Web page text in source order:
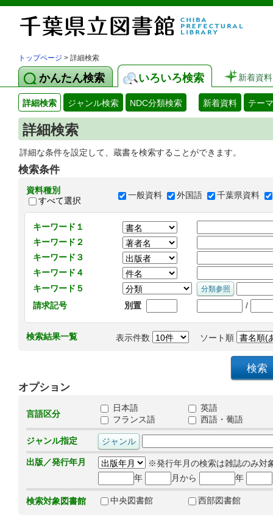
トップページ > 詳細検索
かんたん検索 いろいろ検索 新着資料
詳細検索 ジャンル検索 NDC分類検索 新着資料 テー
詳細検索
詳細な条件を設定して、蔵書を検索することができます。
検索条件
資料種別
すべて選択
一般資料 外国語 千葉県資料
キーワード１
キーワード２
キーワード３
キーワード４
キーワード５
請求記号
別置 /
検索結果一覧 表示件数 ソート順
オプション
言語区分
日本語
英語
フランス語
西語・葡語
ジャンル指定
出版／発行年月
※発行年月の検索は雑誌のみ対
年
月から 年
検索対象図書館 中央図書館 西部図書館